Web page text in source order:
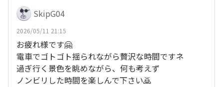
SkipG04
2026/05/11 21:15
お疲れ様です🤗
電車でゴトゴト揺られながら贅沢な時間ですネ
過ぎ行く景色を眺めながら、何も考えず
ノンビリした時間を楽しんで下さい🙇